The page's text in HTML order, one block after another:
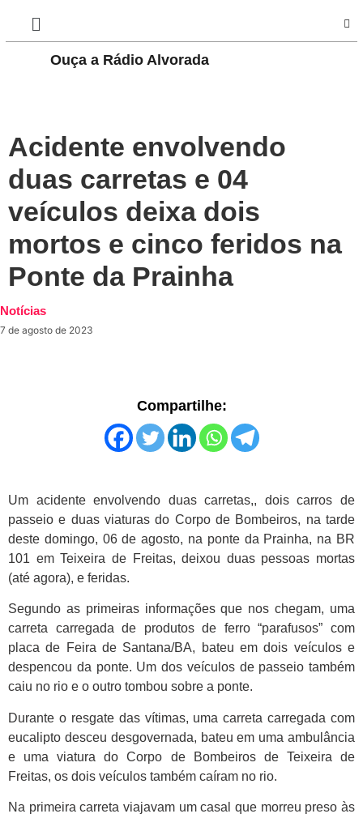
Ouça a Rádio Alvorada
Acidente envolvendo
duas carretas e 04
veículos deixa dois
mortos e cinco feridos na
Ponte da Prainha
Notícias
7 de agosto de 2023
Compartilhe:
Um acidente envolvendo duas carretas,, dois carros de
passeio e duas viaturas do Corpo de Bombeiros, na tarde
deste domingo, 06 de agosto, na ponte da Prainha, na BR
101 em Teixeira de Freitas, deixou duas pessoas mortas
(até agora), e feridas.
Segundo as primeiras informações que nos chegam, uma
carreta carregada de produtos de ferro “parafusos” com
placa de Feira de Santana/BA, bateu em dois veículos e
despencou da ponte. Um dos veículos de passeio também
caiu no rio e o outro tombou sobre a ponte.
Durante o resgate das vítimas, uma carreta carregada com
eucalipto desceu desgovernada, bateu em uma ambulância
e uma viatura do Corpo de Bombeiros de Teixeira de
Freitas, os dois veículos também caíram no rio.
Na primeira carreta viajavam um casal que morreu preso às